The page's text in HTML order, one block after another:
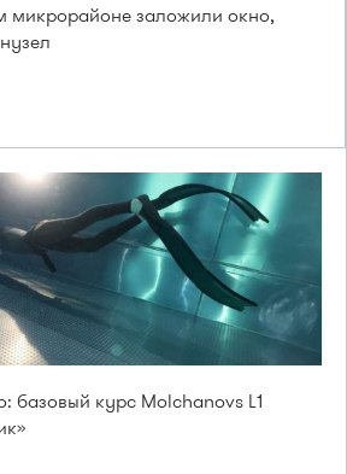
микрорайоне заложили окно,
базовый курс Molchanovs L1